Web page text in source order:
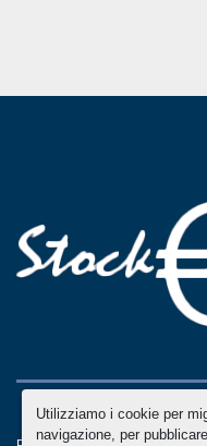
Utilizziamo i cookie per
navigazione, per